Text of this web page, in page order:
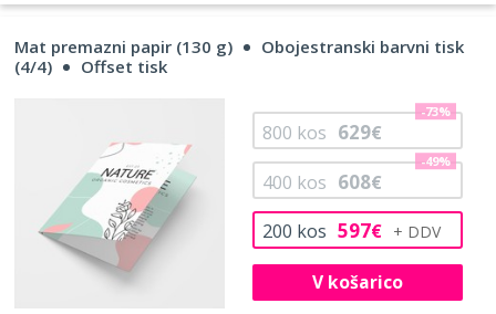
Mat premazni papir (130 g)
Obojestranski barvni tisk
(4/4)
Offset tisk
200 kos 597€
400 kos 608€
-49%
800 kos 629€
-73%
V košarico